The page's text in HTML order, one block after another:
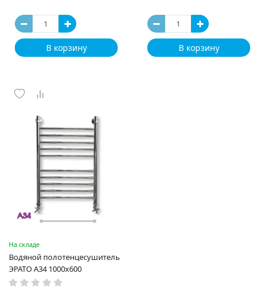
В корзину В корзину
На складе
Водяной полотенцесушитель
ЭРАТО А34 1000x600